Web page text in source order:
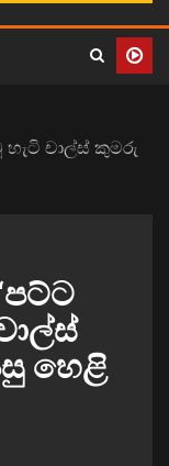
හැටි චාල්ස් කුමරු
හෙළි